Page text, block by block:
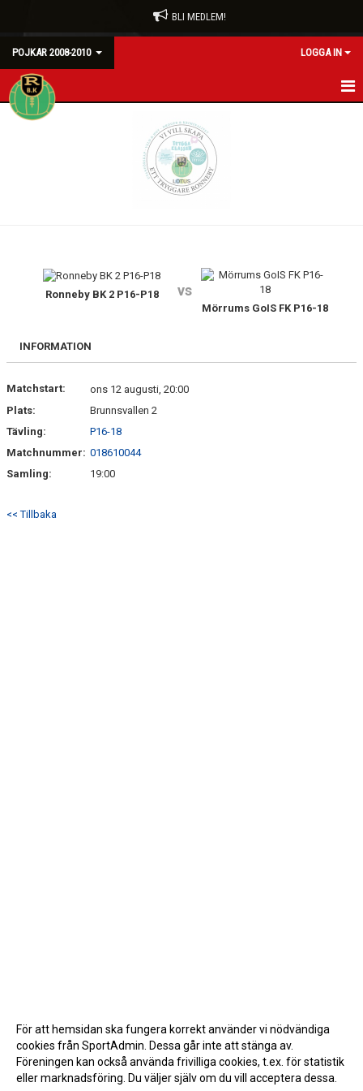
BLI MEDLEM!
POJKAR 2008-2010 LOGGA IN
HEM
BILDGALLERI
KONTAKT
Ronneby BK 2 P16-P18 vs
Mörrums GoIS FK P16-18
INFORMATION
Matchstart:
ons 12 augusti, 20:00
Plats:
Brunnsvallen 2
Tävling:
P16-18
Matchnummer: 018610044
Samling:
19:00
<< Tillbaka
För att hemsidan ska fungera korrekt använder vi nödvändiga
cookies från SportAdmin. Dessa går inte att stänga av.
Föreningen kan också använda frivilliga cookies, t.ex. för statistik
eller marknadsföring. Du väljer själv om du vill acceptera dessa.